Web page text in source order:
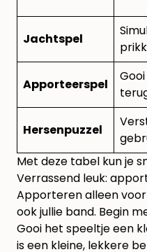
Jachtspel
Apporteerspel
Hersenpuzzel
Met deze tabel kun je
Verrassend leuk:
Apporteren alleen
ook jullie band. Begin
Gooi het speeltje een
is een kleine, lekkere